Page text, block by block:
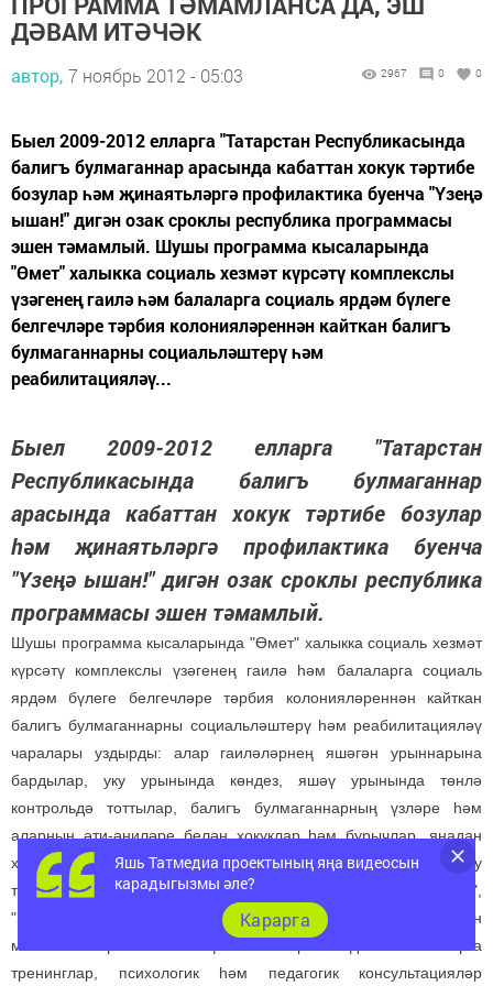
ДӘВАМ ИТӘЧӘК
автор, 7 ноябрь 2012 - 05:03 2967 0 0
Быел 2009-2012 елларга "Татарстан Республикасында
балигъ булмаганнар арасында кабаттан хокук тәртибе
бозулар һәм җинаятьләргә профилактика буенча "Үзеңә
ышан!" дигән озак сроклы республика программасы
эшен тәмамлый. Шушы программа кысаларында
"Өмет" халыкка социаль хезмәт күрсәтү комплекслы
үзәгенең гаилә һәм балаларга социаль ярдәм бүлеге
белгечләре тәрбия колонияләреннән кайткан балигъ
булмаганнарны социальләштерү һәм
реабилитацияләү...
Быел 2009-2012 елларга "Татарстан
Республикасында балигъ булмаганнар
арасында кабаттан хокук тәртибе бозулар
һәм җинаятьләргә профилактика буенча
"Үзеңә ышан!" дигән озак сроклы республика
программасы эшен тәмамлый.
Шушы программа кысаларында "Өмет" халыкка социаль хезмәт
күрсәтү комплекслы үзәгенең гаилә һәм балаларга социаль
ярдәм бүлеге белгечләре тәрбия колонияләреннән кайткан
балигъ булмаганнарны социальләштерү һәм реабилитацияләү
чаралары уздырды: алар гаиләләрнең яшәгән урыннарына
бардылар, уку урынында көндез, яшәү урынында төнлә
контрольдә тоттылар, балигъ булмаганнарның үзләре һәм
аларның әти-әниләре белән хокуклар һәм бурычлар, яңадан
хокук тәртибе бозу һәм җинаятьләргә юл куярга ярамау
турында әңгәмәләр, "Үзеңә ышанычны ничек арттырырга",
"Зарарлы гадәтләр - нинди алар?", "Ата-аналар белән
мөнәсәбәтләрне ничек җайга салырга?" дигән темаларга
тренинглар, психологик һәм педагогик консультацияләр
Яшь Татмедиа проектының яңа видеосын
карадыгызмы әле?
Карарга